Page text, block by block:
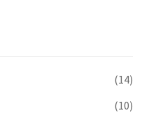
(14)
(10)